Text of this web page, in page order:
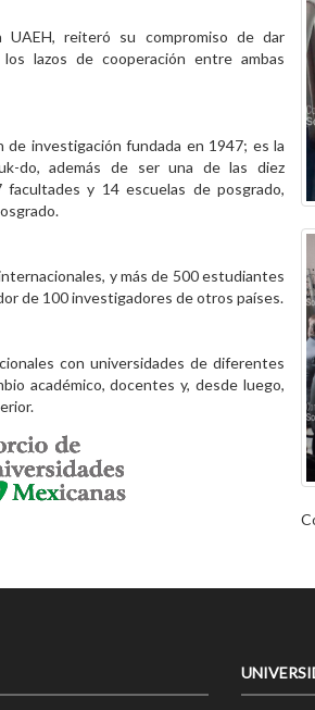
UAEH, reiteró su compromiso de dar
lazos de cooperación entre ambas
de investigación fundada en 1947; es la
do, además de ser una de las diez
y 14 escuelas de posgrado,
y más de 500 estudiantes
de 100 investigadores de otros países.
con universidades de diferentes
académico, docentes y, desde luego,